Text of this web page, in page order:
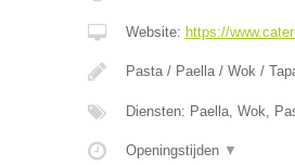
Website: https://
Pasta / Paella / Wok /
Diensten: Paella, Wok,
Openingstijden ▼